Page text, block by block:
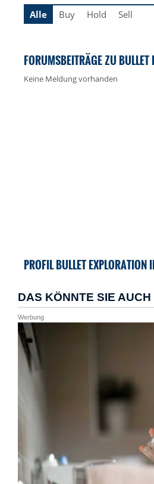
Alle Buy Hold Sell
FORUMSBEITRÄGE ZU
Keine Meldung vorhanden
PROFIL BULLET EXPLORATION